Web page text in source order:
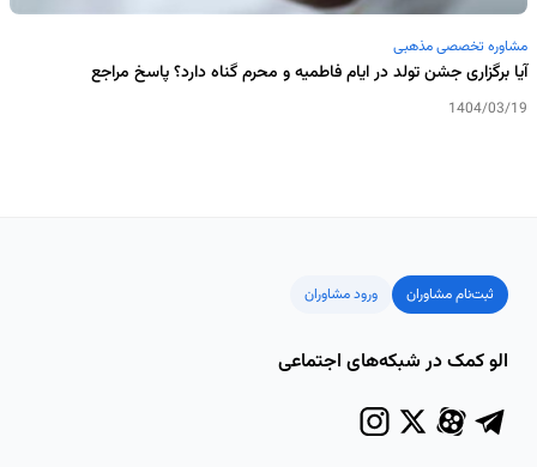
مشاوره تخصصی مذهبی
آیا برگزاری جشن تولد در ایام فاطمیه و محرم گناه دارد؟ پاسخ مراجع
1404/03/19
ثبت‌نام مشاوران ورود مشاوران
الو کمک در شبکه‌های اجتماعی